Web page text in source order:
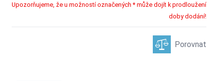
Upozorňujeme, že u možností označených * může dojít k prodloužení
doby dodání!
Porovnat